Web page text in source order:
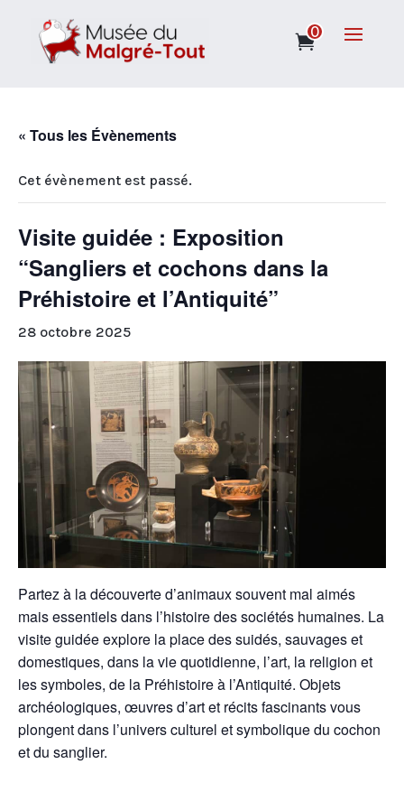
0
« Tous les Évènements
Cet évènement est passé.
Visite guidée : Exposition
“Sangliers et cochons dans la
Préhistoire et l’Antiquité”
28 octobre 2025
Partez à la découverte d’animaux souvent mal aimés
mais essentiels dans l’histoire des sociétés humaines. La
visite guidée explore la place des suidés, sauvages et
domestiques, dans la vie quotidienne, l’art, la religion et
les symboles, de la Préhistoire à l’Antiquité. Objets
archéologiques, œuvres d’art et récits fascinants vous
plongent dans l’univers culturel et symbolique du cochon
et du sanglier.